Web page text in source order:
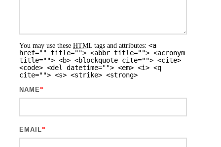
You may use these HTML tags and attributes: <a
href="" title=""> <abbr title=""> <acronym
title=""> <b> <blockquote cite=""> <cite>
<code> <del datetime=""> <em> <i> <q
cite=""> <s> <strike> <strong>
NAME*
EMAIL*